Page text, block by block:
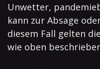
Unwetter,
kann zur Absage
diesem Fall gelten
wie oben